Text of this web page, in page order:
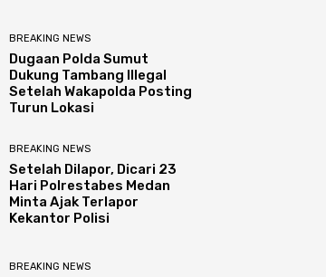
BREAKING NEWS
Dugaan Polda Sumut
Dukung Tambang Illegal
Setelah Wakapolda Posting
Turun Lokasi
BREAKING NEWS
Setelah Dilapor, Dicari 23
Hari Polrestabes Medan
Minta Ajak Terlapor
Kekantor Polisi
BREAKING NEWS